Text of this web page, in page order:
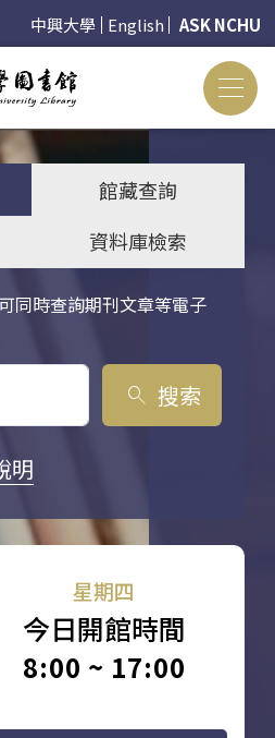
中興大學 English ASK NCHU
館藏查詢
資料庫檢索
同時查詢期刊文章等電子
search 搜索
明
星期四
今日開館時間
8:00 ~ 17:00